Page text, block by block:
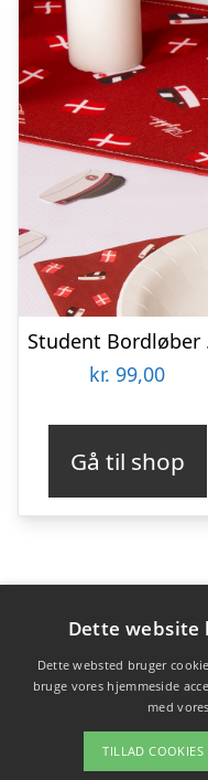
kr. 99,00
Gå til shop
Varekategorier
Produkter
Forside
Om /
Dette website
Dette websted bruger
bruge vores hjemmeside
med
TILLAD COOKIES